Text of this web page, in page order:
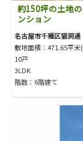
約150坪の土地
ンション
名古屋市千種区猫洞通
敷地面積：471.65平米
10戸
3LDK
階数：6階建て